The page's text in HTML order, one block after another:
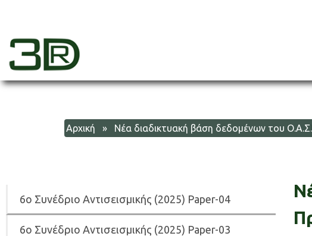
3dr
Αρχική » Νέα διαδικτυακή βάση δεδομένων του
6ο Συνέδριο Αντισεισμικής (2025) Paper-04
6ο Συνέδριο Αντισεισμικής (2025) Paper-03